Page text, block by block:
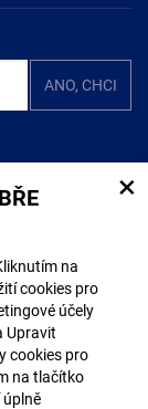
na
cookies pro
účely
Upravit
cookies pro
na tlačítko
×
nástroje umělé